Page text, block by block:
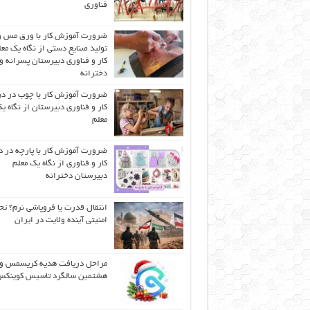
فناوری
ضرورت آموزش کار با ورق مس
تولید صنایع دستی از نگاه یک
کار و فناوری دبیرستان پسرانه و
دخترانه
ضرورت آموزش کار با چوب در
کار و فناوری دبیرستان از نگاه
معلم
ضرورت آموزش کار با پارچه
کار و فناوری از نگاه یک معلم
دبیرستان دخترانه
انتقال قدرت یا فروپاشی نرم؟
امنیتی آینده ولایت در ایران
مراحل دریافت هدیه کریسمس و
هشتمین سالگرد تاسیس